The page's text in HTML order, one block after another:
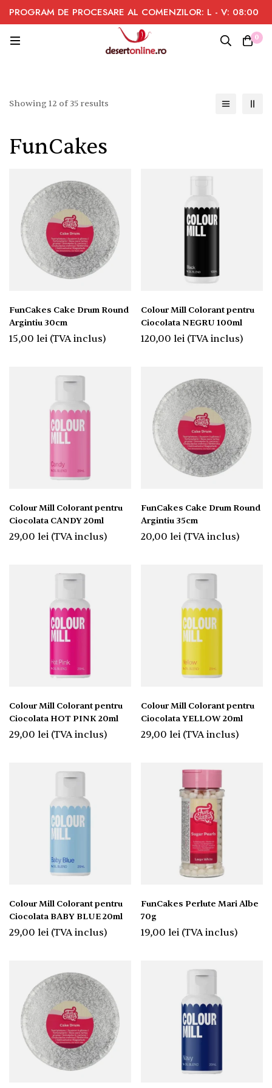
PROGRAM DE PROCESARE AL COMENZILOR: L - V: 08:00
- 16:00
0
Showing 12 of 35 results
FunCakes
FunCakes Cake Drum Round
Argintiu 30cm
15,00 lei (TVA inclus)
Colour Mill Colorant pentru
Ciocolata NEGRU 100ml
120,00 lei (TVA inclus)
Colour Mill Colorant pentru
Ciocolata CANDY 20ml
29,00 lei (TVA inclus)
FunCakes Cake Drum Round
Argintiu 35cm
20,00 lei (TVA inclus)
Colour Mill Colorant pentru
Ciocolata HOT PINK 20ml
29,00 lei (TVA inclus)
Colour Mill Colorant pentru
Ciocolata YELLOW 20ml
29,00 lei (TVA inclus)
Colour Mill Colorant pentru
Ciocolata BABY BLUE 20ml
29,00 lei (TVA inclus)
FunCakes Perlute Mari Albe
70g
19,00 lei (TVA inclus)